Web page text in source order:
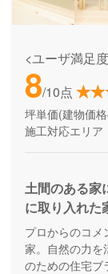
<ユーザ満足
8/10点
坪単価(建物価格
施工対応エリア
土間のある家
に取り入れた
プロからのコメ
家。自然の力を
のための住宅ブ